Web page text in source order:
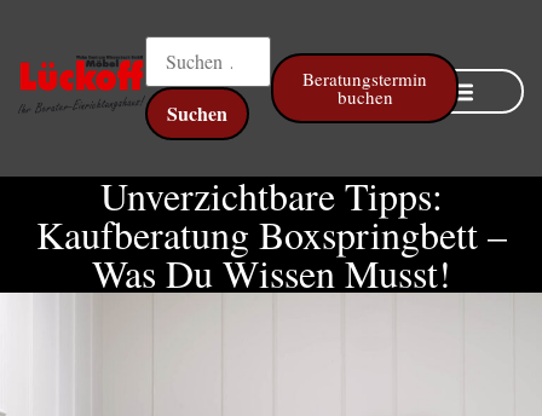
Beratungstermin
buchen
Unverzichtbare Tipps:
Kaufberatung Boxspringbett –
Was Du Wissen Musst!